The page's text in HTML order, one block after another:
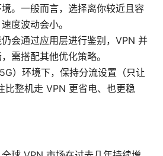
。一般而言，选择离你较近且容
度波动会小。
会通过应用层进行鉴别，VPN 并
需搭配其他优化策略。
）环境下，保持分流设置（只让
比整机走 VPN 更省电、也更稳